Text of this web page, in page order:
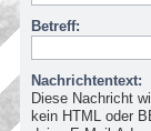
Betreff:
Nachrichtentext:
Diese Nachricht
kein HTML oder